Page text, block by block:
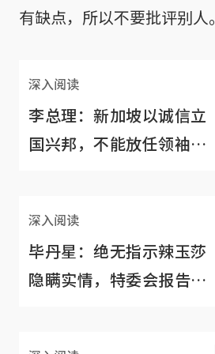
有缺点，所以不要批评别人。
深入阅读
李总理：新加坡以诚信立
国兴邦，不能放任领袖和
深入阅读
毕丹星：绝无指示辣玉莎
隐瞒实情，特委会报告基